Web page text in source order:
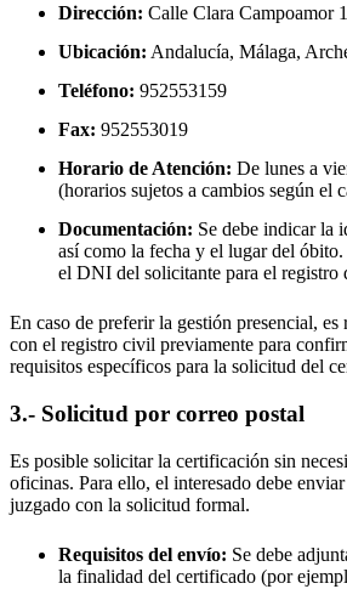
Dirección: Calle Clara Campoamor 1
Ubicación: Andalucía, Málaga,
Teléfono: 952553159
Fax: 952553019
Horario de Atención: De lunes a
(horarios sujetos a cambios según el
Documentación: Se debe indicar la
así como la fecha y el lugar del
el DNI del solicitante para el registro
En caso de preferir la gestión presencial, es
con el registro civil previamente para
requisitos específicos para la solicitud del
3.- Solicitud por correo postal
Es posible solicitar la certificación sin
oficinas. Para ello, el interesado debe
juzgado con la solicitud formal.
Requisitos del envío: Se debe
la finalidad del certificado (por